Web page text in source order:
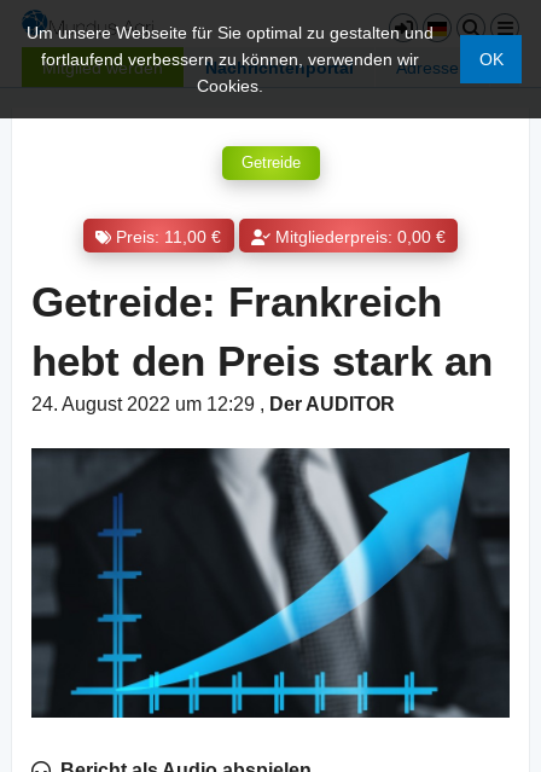
Mitglied werden Nachrichtenportal Adressen
Um unsere Webseite für Sie optimal zu gestalten und
fortlaufend verbessern zu können, verwenden wir
Cookies.
OK
Getreide
Preis: 11,00 € Mitgliederpreis: 0,00 €
Getreide: Frankreich
hebt den Preis stark an
24. August 2022 um 12:29 , Der AUDITOR